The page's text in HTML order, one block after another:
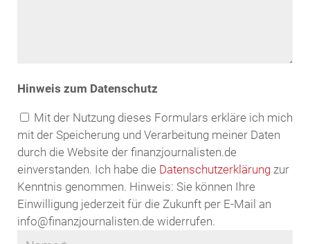
Hinweis zum Datenschutz
Mit der Nutzung dieses Formulars erkläre ich mich
mit der Speicherung und Verarbeitung meiner Daten
durch die Website der finanzjournalisten.de
einverstanden. Ich habe die Datenschutzerklärungzur
Kenntnis genommen. Hinweis: Sie können Ihre
Einwilligung jederzeit für die Zukunft per E-Mail an
info@finanzjournalisten.de widerrufen.